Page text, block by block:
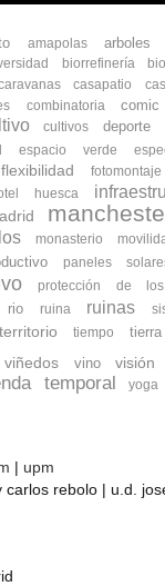
amapolas
arboles
biorrefinería
casapatio
combinatoria
comic
cultivos deporte
espacio verde
flexibilidad
fotomontaje
huesca
monasterio
paneles
protección de los
rio ruina ruinas
territorio tiempo
tierra
viñedos vino visión
temporal yoga
| upm
rebolo | u.d.